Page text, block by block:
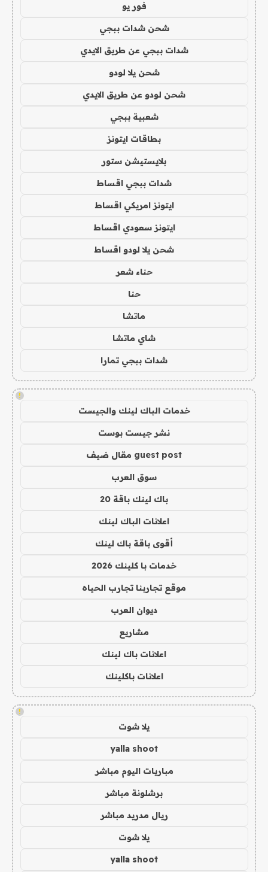
فور يو
شحن شدات ببجي
شدات ببجي عن طريق الايدي
شحن يلا لودو
شحن لودو عن طريق الايدي
شعبية ببجي
بطاقات ايتونز
بلايستيشن ستور
شدات ببجي اقساط
ايتونز امريكي اقساط
ايتونز سعودي اقساط
شحن يلا لودو اقساط
حناء شعر
حنا
ماتشا
شاي ماتشا
شدات ببجي تمارا
!
خدمات الباك لينك والجيست
نشر جيست بوست
guest post مقال ضيف
سوق العرب
باك لينك باقة 20
اعلانات الباك لينك
أقوى باقة باك لينك
خدمات با كلينك 2026
موقع تجاربنا تجارب الحياه
ديوان العرب
مشاريع
اعلانات باك لينك
اعلانات باكلينك
!
يلا شوت
yalla shoot
مباريات اليوم مباشر
برشلونة مباشر
ريال مدريد مباشر
يلا شوت
yalla shoot